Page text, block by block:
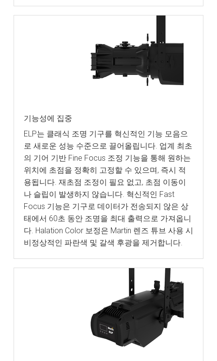
기능성에 집중
ELP는 클래식 조명 기구를 혁신적인 기능 모음으
로 새로운 성능 수준으로 끌어올립니다. 업계 최초
의 기어 기반 Fine Focus 조정 기능을 통해 원하는
위치에 초점을 정확히 고정할 수 있으며, 즉시 적
용됩니다. 재초점 조정이 필요 없고, 초점 이동이
나 슬립이 발생하지 않습니다. 혁신적인 Fast
Focus 기능은 기구로 데이터가 전송되지 않은 상
태에서 60초 동안 조명을 최대 출력으로 가져옵니
다. Halation Color 보정은 Martin 렌즈 튜브 사용 시
비정상적인 파란색 및 갈색 후광을 제거합니다.